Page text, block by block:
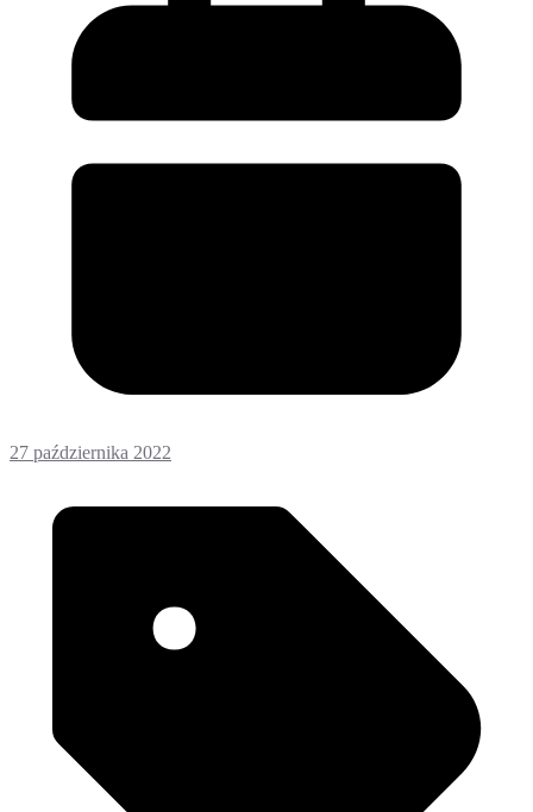
27 października 2022